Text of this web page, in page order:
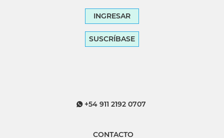
INGRESAR
SUSCRÍBASE
+54 911 2192 0707
CONTACTO